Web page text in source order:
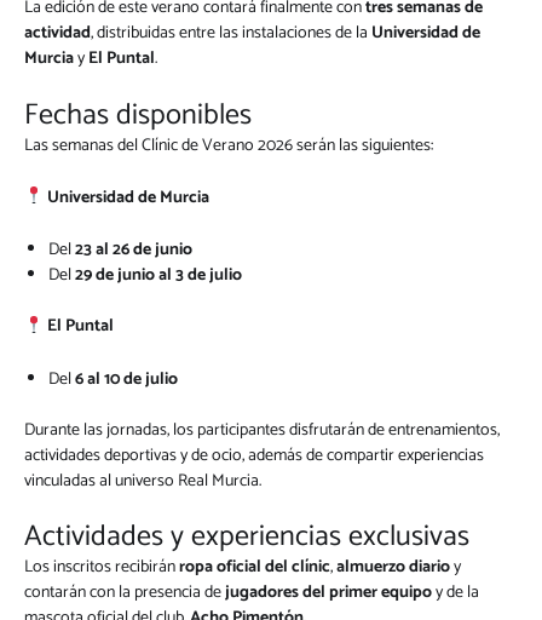
La edición de este verano contará finalmente contres semanas de
actividad, distribuidas entre las instalaciones de la Universidad de
MurciayEl Puntal.
Fechas disponibles
Las semanas del Clínic de Verano 2026 serán las siguientes:
Universidad de Murcia
Del23 al 26 de junio
Del29 de junio al 3 de julio
El Puntal
Del6 al 10 de julio
Durante las jornadas, los participantes disfrutarán de entrenamientos,
actividades deportivas y de ocio, además de compartir experiencias
vinculadas al universo Real Murcia.
Actividades y experiencias exclusivas
Los inscritos recibiránropa oficial del clínic,almuerzo diarioy
contarán con la presencia dejugadores del primer equipoy de la